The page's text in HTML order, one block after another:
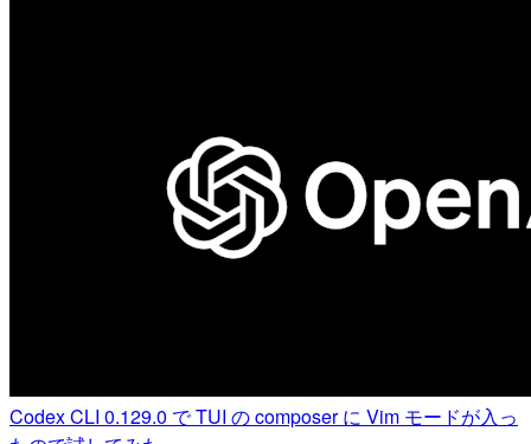
Codex CLI 0.129.0 で TUI の composer に Vim モードが入っ